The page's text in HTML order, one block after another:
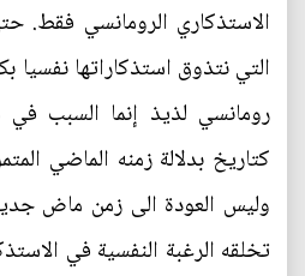
الاستذكاري الرومانسي فقط.
التي نتذوق استذكاراتها
رومانسي لذيذ إنما السبب
كتاريخ بدلالة زمنه الماضي
وليس العودة الى زمن ماض
تخلقه الرغبة النفسية في